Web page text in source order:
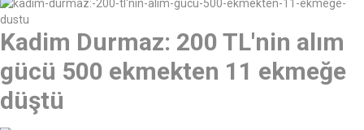
Kadim Durmaz: 200 TL'nin alım
gücü 500 ekmekten 11 ekmeğe
düştü